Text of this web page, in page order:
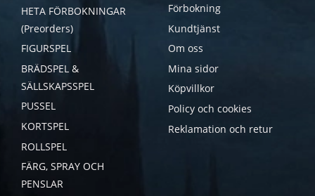
HETA FÖRBOKNINGAR
(Preorders)
FIGURSPEL
BRÄDSPEL &
SÄLLSKAPSSPEL
PUSSEL
KORTSPEL
ROLLSPEL
FÄRG, SPRAY OCH
PENSLAR
Förbokning
Kundtjänst
Om oss
Mina sidor
Köpvillkor
Policy och cookies
Reklamation och retur